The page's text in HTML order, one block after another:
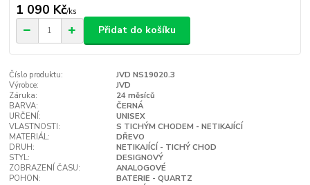
1 090 Kč/ks
Přidat do košíku
Číslo produktu:
JVD NS19020.3
Výrobce:
JVD
Záruka:
24 měsíců
BARVA:
ČERNÁ
URČENÍ:
UNISEX
VLASTNOSTI:
S TICHÝM CHODEM - NETIKAJÍCÍ
MATERIÁL:
DŘEVO
DRUH:
NETIKAJÍCÍ - TICHÝ CHOD
STYL:
DESIGNOVÝ
ZOBRAZENÍ ČASU:
ANALOGOVÉ
POHON:
BATERIE - QUARTZ